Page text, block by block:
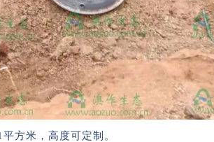
方米，高度可定制。